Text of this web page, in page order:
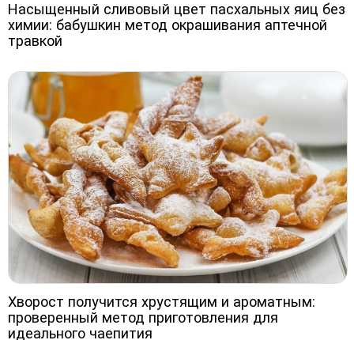
Насыщенный сливовый цвет пасхальных яиц без
химии: бабушкин метод окрашивания аптечной
травкой
Хворост получится хрустящим и ароматным:
проверенный метод приготовления для
идеального чаепития